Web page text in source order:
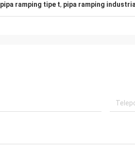
pipa ramping tipe t, pipa ramping